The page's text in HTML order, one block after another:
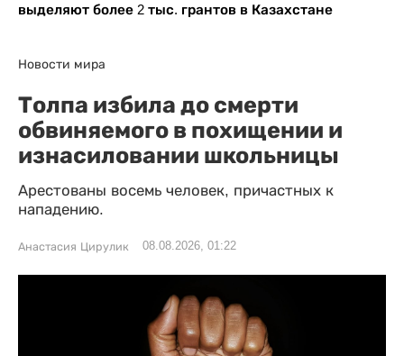
выделяют более 2 тыс. грантов в Казахстане
Новости мира
Толпа избила до смерти
обвиняемого в похищении и
изнасиловании школьницы
Арестованы восемь человек, причастных к
нападению.
Анастасия Цирулик 08.08.2026, 01:22